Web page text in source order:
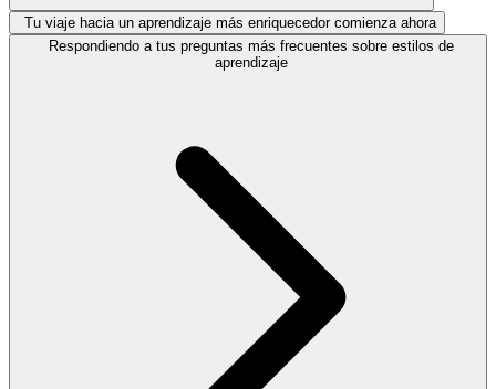
Tu viaje hacia un aprendizaje más enriquecedor comienza ahora
Respondiendo a tus preguntas más frecuentes sobre estilos de
aprendizaje